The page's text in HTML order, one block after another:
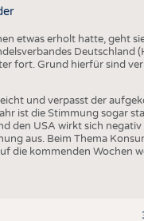
TEXTILIEN
etwas erholt hatte, geht
Deutschland
fort. Grund hierfür sind
und verpasst der
ist die Stimmung sogar
den USA wirkt sich negativ
aus. Beim Thema
die kommenden Wochen